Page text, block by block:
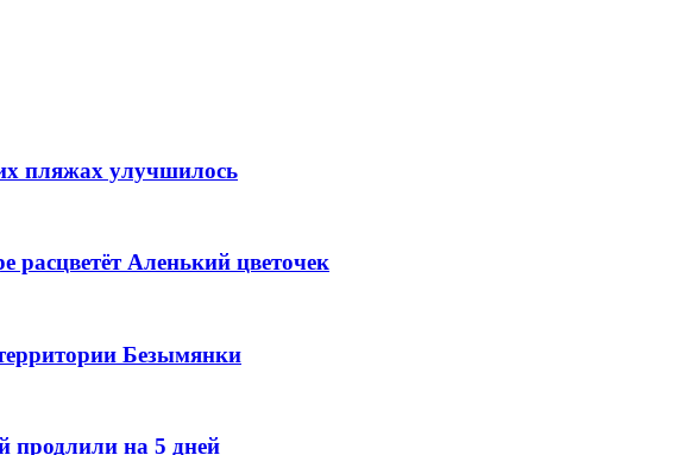
пляжах улучшилось
расцветёт Аленький цветочек
Безымянки
продлили на 5 дней